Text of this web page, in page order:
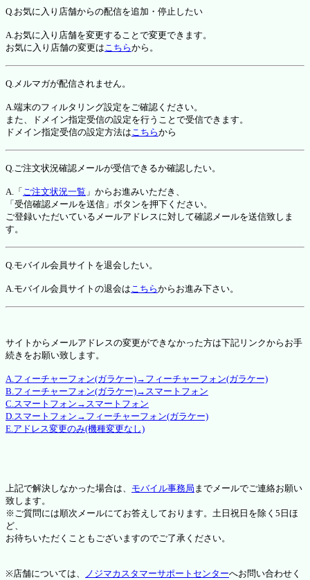
Q.お気に入り店舗からの配信を追加・停止したい
A.お気に入り店舗を変更することで変更できます。
お気に入り店舗の変更はこちらから。
Q.メルマガが配信されません。
A.端末のフィルタリング設定をご確認ください。
また、ドメイン指定受信の設定を行うことで受信できます。
ドメイン指定受信の設定方法はこちらから
Q.ご注文状況確認メールが受信できるか確認したい。
A.「 ご注文状況一覧 」からお進みいただき、
「受信確認メールを送信」ボタンを押下ください。
ご登録いただいているメールアドレスに対して確認メールを送信致しま
す。
Q.モバイル会員サイトを退会したい。
A.モバイル会員サイトの退会はこちらからお進み下さい。
サイトからメールアドレスの変更ができなかった方は下記リンクからお手
続きをお願い致します。
A.フィーチャーフォン(ガラケー)→フィーチャーフォン(ガラケー)
B.フィーチャーフォン(ガラケー)→スマートフォン
C.スマートフォン→スマートフォン
D.スマートフォン→フィーチャーフォン(ガラケー)
E.アドレス変更のみ(機種変更なし)
上記で解決しなかった場合は、 モバイル事務局 までメールでご連絡お願い
致します。
※ご質問には順次メールにてお答えしております。土日祝日を除く5日ほ
ど、
お待ちいただくこともございますのでご了承ください。
※店舗については、 ノジマカスタマーサポートセンターへお問い合わせく